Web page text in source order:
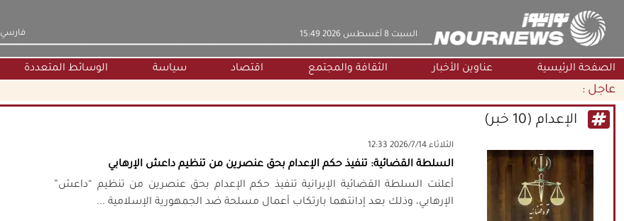
‫السبت‬ 8 أغسطس 2026 15:49 فارسي
الصفحة الرئيسية عناوين الأخبار الثقافة والمجتمع اقتصاد سياسة الوسائط المتعددة
عاجل :
الإعدام (10 خبر)
‫‫الثلاثاء‬‬ 2026/7/14 12:33
السلطة القضائية: تنفيذ حكم الإعدام بحق عنصرين من تنظيم داعش الإرهابي
أعلنت السلطة القضائية الإيرانية تنفيذ حكم الإعدام بحق عنصرين من تنظيم “داعش”
الإرهابي، وذلك بعد إدانتهما بارتكاب أعمال مسلحة ضد الجمهورية الإسلامية ...